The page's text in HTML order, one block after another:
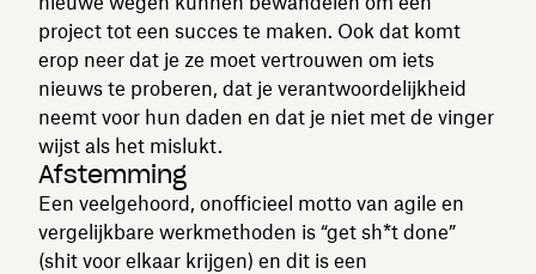
project tot een succes te maken. Ook dat komt
erop neer dat je ze moet vertrouwen om iets
nieuws te proberen, dat je verantwoordelijkheid
neemt voor hun daden en dat je niet met de vinger
wijst als het mislukt.
Afstemming
Een veelgehoord, onofficieel motto van agile en
vergelijkbare werkmethoden is “get sh*t done”
(shit voor elkaar krijgen) en dit is een